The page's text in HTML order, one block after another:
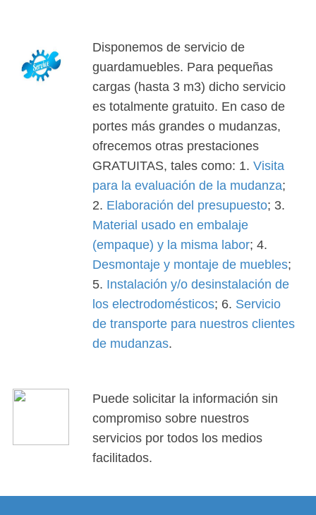
Disponemos de servicio de
guardamuebles. Para pequeñas
cargas (hasta 3 m3) dicho servicio
es totalmente gratuito. En caso de
portes más grandes o mudanzas,
ofrecemos otras prestaciones
GRATUITAS, tales como: 1. Visita
para la evaluación de la mudanza;
2. Elaboración del presupuesto; 3.
Material usado en embalaje
(empaque) y la misma labor; 4.
Desmontaje y montaje de muebles;
5. Instalación y/o desinstalación de
los electrodomésticos; 6. Servicio
de transporte para nuestros clientes
de mudanzas.
Puede solicitar la información sin
compromiso sobre nuestros
servicios por todos los medios
facilitados.